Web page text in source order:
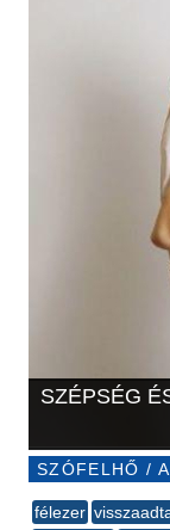
SZÉPSÉG
SZÓFELHŐ /
félezer